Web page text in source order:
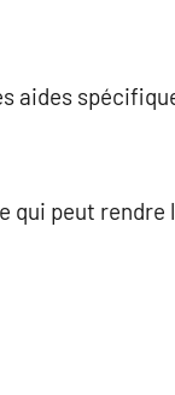
aides
qui peut